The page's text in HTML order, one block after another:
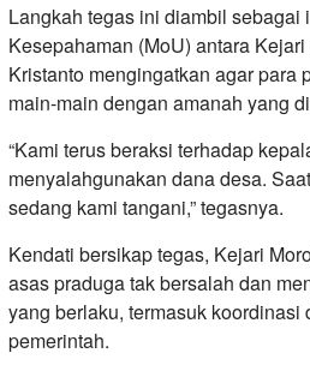
Langkah tegas ini diambil sebagai
Kesepahaman (MoU) antara
Kristanto mengingatkan agar para
main-main dengan amanah yang
“Kami terus beraksi terhadap
menyalahgunakan dana desa.
sedang kami tangani,” tegasnya.
​Kendati bersikap tegas, Kejari
asas praduga tak bersalah dan
yang berlaku, termasuk koordinasi
pemerintah.